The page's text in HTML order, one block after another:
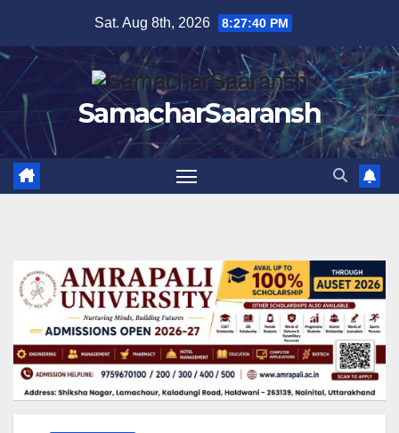
content
Sat. Aug 8th, 2026 8:27:41 PM
SamacharSaaransh